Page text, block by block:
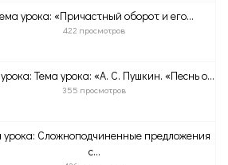
урока: «Причастный оборот и его...
422 просмотров
Тема урока: «А. С. Пушкин. «Песнь о...
355 просмотров
урока: Сложноподчиненные предложения
с...